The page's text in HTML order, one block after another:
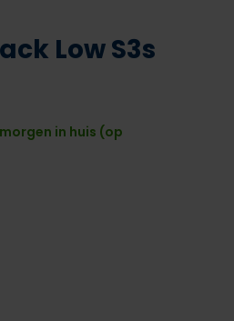
Low S3s
in huis (op